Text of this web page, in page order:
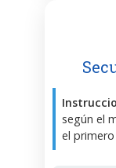
según el
el